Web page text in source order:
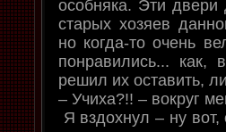
особняка. Эти двери
старых хозяев
но когда-то очень
понравились... как,
решил их оставить,
– Учиха?!! – вокруг
Я вздохнул – ну